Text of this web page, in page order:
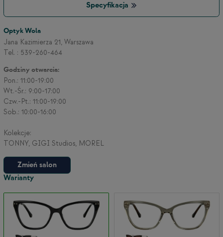
Specyfikacja
Optyk Wola
Jana Kazimierza 21, Warszawa
Tel. : 539-260-464
Godziny otwarcia:
Zmień salon
Pon.: 11:00-19:00
Wt.-Śr.: 9:00-17:00
Czw.-Pt.: 11:00-19:00
Sob.: 10:00-16:00
Kolekcje:
TONNY, GIGI Studios, MOREL
Warianty